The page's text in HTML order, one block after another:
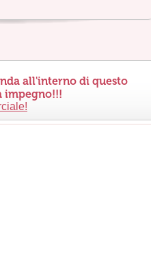
all'interno di questo
impegno!!!